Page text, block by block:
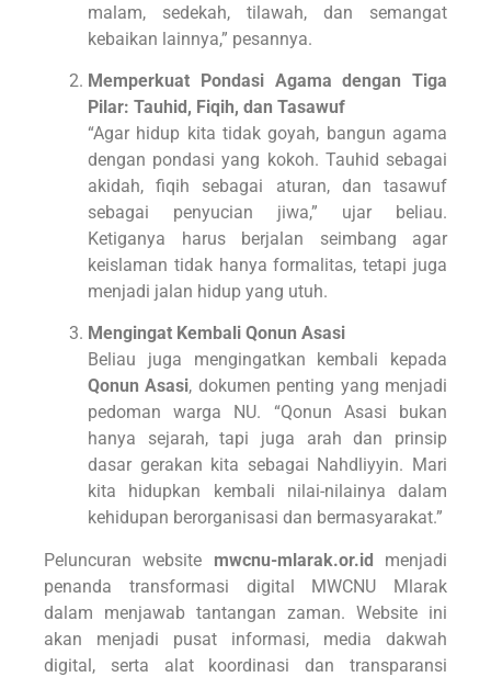
malam, sedekah, tilawah, dan semangat
kebaikan lainnya,” pesannya.
Memperkuat Pondasi Agama dengan Tiga
Pilar: Tauhid, Fiqih, dan Tasawuf
“Agar hidup kita tidak goyah, bangun agama
dengan pondasi yang kokoh. Tauhid sebagai
akidah, fiqih sebagai aturan, dan tasawuf
sebagai penyucian jiwa,” ujar beliau.
Ketiganya harus berjalan seimbang agar
keislaman tidak hanya formalitas, tetapi juga
menjadi jalan hidup yang utuh.
Mengingat Kembali Qonun Asasi
Beliau juga mengingatkan kembali kepada
Qonun Asasi, dokumen penting yang menjadi
pedoman warga NU. “Qonun Asasi bukan
hanya sejarah, tapi juga arah dan prinsip
dasar gerakan kita sebagai Nahdliyyin. Mari
kita hidupkan kembali nilai-nilainya dalam
kehidupan berorganisasi dan bermasyarakat.”
Peluncuran website mwcnu-mlarak.or.id menjadi
penanda transformasi digital MWCNU Mlarak
dalam menjawab tantangan zaman. Website ini
akan menjadi pusat informasi, media dakwah
digital, serta alat koordinasi dan transparansi